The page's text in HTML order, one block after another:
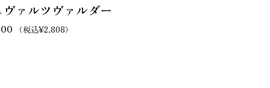
ァルツヴァルダー
（税込¥2,808）